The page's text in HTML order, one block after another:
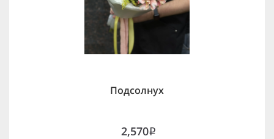
Подсолнух
2,570i